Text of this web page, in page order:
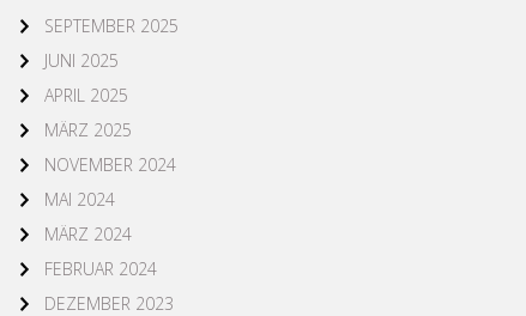
SEPTEMBER 2025
JUNI 2025
APRIL 2025
MÄRZ 2025
NOVEMBER 2024
MAI 2024
MÄRZ 2024
FEBRUAR 2024
DEZEMBER 2023